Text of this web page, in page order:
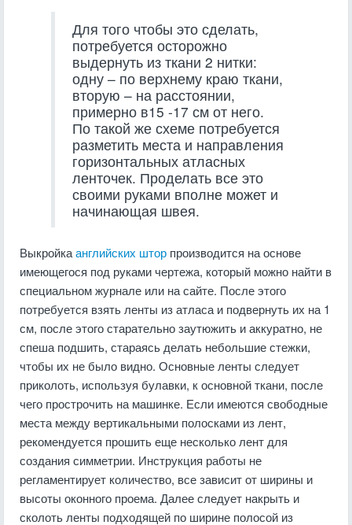
Для того чтобы это сделать,
потребуется осторожно
выдернуть из ткани 2 нитки:
одну – по верхнему краю ткани,
вторую – на расстоянии,
примерно в15 -17 см от него.
По такой же схеме потребуется
разметить места и направления
горизонтальных атласных
ленточек. Проделать все это
своими руками вполне может и
начинающая швея.
Выкройкаанглийских штор производится на основе
имеющегося под руками чертежа, который можно найти в
специальном журнале или на сайте. После этого
потребуется взять ленты из атласа и подвернуть их на 1
см, после этого старательно заутюжить и аккуратно, не
спеша подшить, стараясь делать небольшие стежки,
чтобы их не было видно. Основные ленты следует
приколоть, используя булавки, к основной ткани, после
чего прострочить на машинке. Если имеются свободные
места между вертикальными полосками из лент,
рекомендуется прошить еще несколько лент для
создания симметрии. Инструкция работы не
регламентирует количество, все зависит от ширины и
высоты оконного проема. Далее следует накрыть и
сколоть ленты подходящей по ширине полосой из